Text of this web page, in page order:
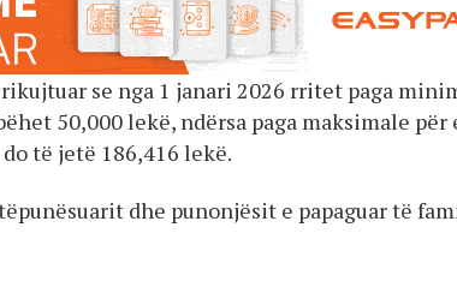
se nga 1 janari 2026 rritet paga
50,000 lekë, ndërsa paga maksimale për
të jetë 186,416 lekë.
dhe punonjësit e papaguar të